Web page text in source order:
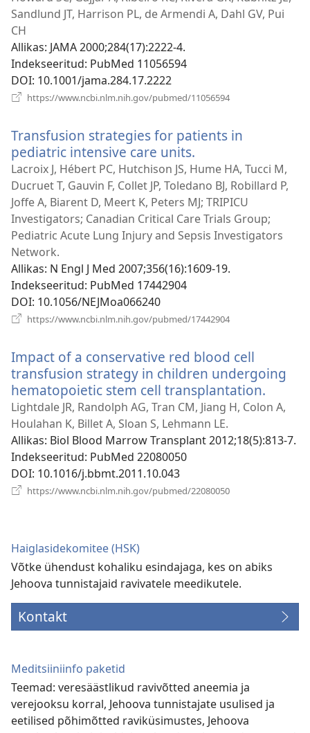
akna)
Sandlund JT, Harrison PL, de Armendi A, Dahl GV, Pui
CH
Allikas‎: JAMA 2000;284(17):2222-4.
Indekseeritud‎: PubMed 11056594
DOI‎: 10.1001/jama.284.17.2222
https://www.ncbi.nlm.nih.gov/pubmed/11056594
Transfusion strategies for patients in
pediatric intensive care units.
uue
akna)
Lacroix J, Hébert PC, Hutchison JS, Hume HA, Tucci M,
Ducruet T, Gauvin F, Collet JP, Toledano BJ, Robillard P,
Joffe A, Biarent D, Meert K, Peters MJ; TRIPICU
Investigators; Canadian Critical Care Trials Group;
Pediatric Acute Lung Injury and Sepsis Investigators
Network.
Allikas‎: N Engl J Med 2007;356(16):1609-19.
Indekseeritud‎: PubMed 17442904
DOI‎: 10.1056/NEJMoa066240
https://www.ncbi.nlm.nih.gov/pubmed/17442904
Impact of a conservative red blood cell
transfusion strategy in children undergoing
hematopoietic stem cell transplantation.
uue
Lightdale JR, Randolph AG, Tran CM, Jiang H, Colon A,
Houlahan K, Billet A, Sloan S, Lehmann LE.
Allikas‎: Biol Blood Marrow Transplant 2012;18(5):813-7.
Indekseeritud‎: PubMed 22080050
DOI‎: 10.1016/j.bbmt.2011.10.043
https://www.ncbi.nlm.nih.gov/pubmed/22080050
Haiglasidekomitee (HSK)
Võtke ühendust kohaliku esindajaga, kes on abiks
Jehoova tunnistajaid ravivatele meedikutele.
Kontakt
Meditsiiniinfo paketid
Teemad: veresäästlikud ravivõtted aneemia ja
verejooksu korral, Jehoova tunnistajate usulised ja
eetilised põhimõtted raviküsimustes, Jehoova